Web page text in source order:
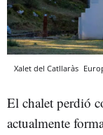
Xalet del Catllaràs
El chalet perdió
actualmente